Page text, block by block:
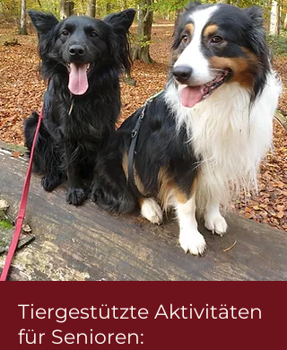
Tiergestützte Aktivitäten
für Senioren: